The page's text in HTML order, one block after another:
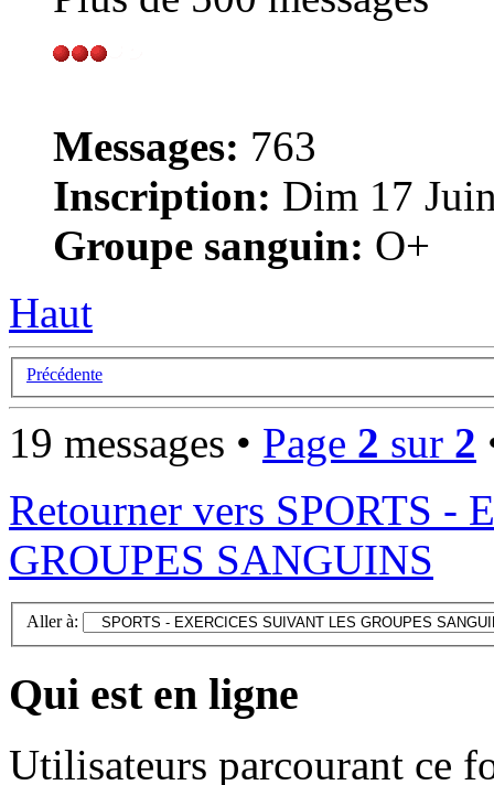
Messages: 763
Inscription: Dim 17
Groupe sanguin: O+
Haut
Précédente
19 messages • Page 2 sur 2
Retourner vers SPORTS -
GROUPES SANGUINS
Aller à:
Qui est en ligne
Utilisateurs parcourant ce